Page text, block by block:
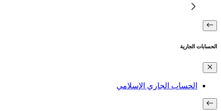
الحسابات الجارية
الحساب الجاري الإسلامي